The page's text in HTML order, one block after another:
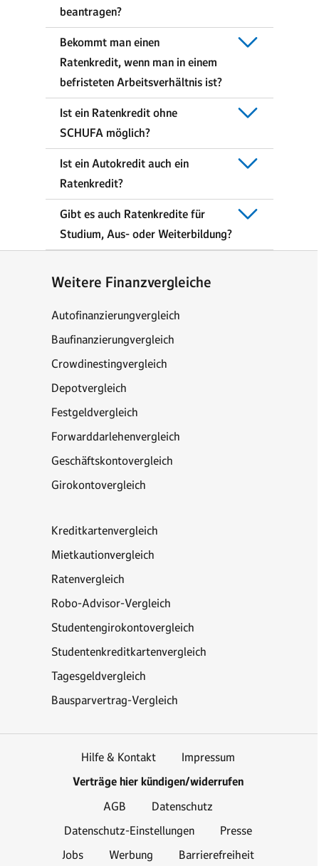
beantragen?
Bekommt man einen
Ratenkredit, wenn man in einem
befristeten Arbeitsverhältnis ist?
Ist ein Ratenkredit ohne
SCHUFA möglich?
Ist ein Autokredit auch ein
Ratenkredit?
Gibt es auch Ratenkredite für
Studium, Aus- oder Weiterbildung?
Weitere Finanzvergleiche
Autofinanzierungvergleich
Baufinanzierungvergleich
Crowdinestingvergleich
Depotvergleich
Festgeldvergleich
Forwarddarlehenvergleich
Geschäftskontovergleich
Girokontovergleich
Kreditkartenvergleich
Mietkautionvergleich
Ratenvergleich
Robo-Advisor-Vergleich
Studentengirokontovergleich
Studentenkreditkartenvergleich
Tagesgeldvergleich
Bausparvertrag-Vergleich
Hilfe & Kontakt Impressum
Verträge hier kündigen/widerrufen
AGB
Datenschutz
Datenschutz-Einstellungen
Presse
Jobs
Werbung Barrierefreiheit